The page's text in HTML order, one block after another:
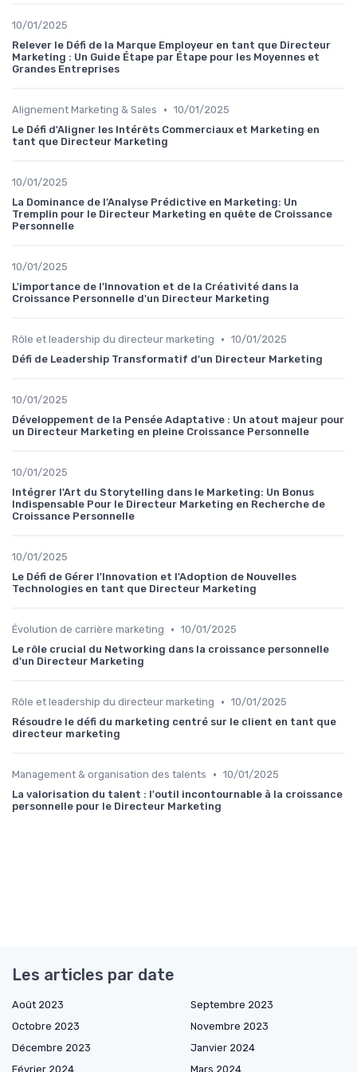
10/01/2025
Relever le Défi de la Marque Employeur en tant que Directeur
Marketing : Un Guide Étape par Étape pour les Moyennes et
Grandes Entreprises
Alignement Marketing & Sales • 10/01/2025
Le Défi d'Aligner les Intérêts Commerciaux et Marketing en
tant que Directeur Marketing
10/01/2025
La Dominance de l’Analyse Prédictive en Marketing: Un
Tremplin pour le Directeur Marketing en quête de Croissance
Personnelle
10/01/2025
L'importance de l'Innovation et de la Créativité dans la
Croissance Personnelle d'un Directeur Marketing
Rôle et leadership du directeur marketing • 10/01/2025
Défi de Leadership Transformatif d'un Directeur Marketing
10/01/2025
Développement de la Pensée Adaptative : Un atout majeur pour
un Directeur Marketing en pleine Croissance Personnelle
10/01/2025
Intégrer l'Art du Storytelling dans le Marketing: Un Bonus
Indispensable Pour le Directeur Marketing en Recherche de
Croissance Personnelle
10/01/2025
Le Défi de Gérer l'Innovation et l'Adoption de Nouvelles
Technologies en tant que Directeur Marketing
Évolution de carrière marketing • 10/01/2025
Le rôle crucial du Networking dans la croissance personnelle
d'un Directeur Marketing
Rôle et leadership du directeur marketing • 10/01/2025
Résoudre le défi du marketing centré sur le client en tant que
directeur marketing
Management & organisation des talents • 10/01/2025
La valorisation du talent : l'outil incontournable à la croissance
personnelle pour le Directeur Marketing
Les articles par date
Août 2023
Septembre 2023
Octobre 2023
Novembre 2023
Décembre 2023
Janvier 2024
Février 2024
Mars 2024